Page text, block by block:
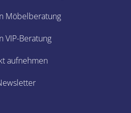
Möbelberatung
VIP-Beratung
aufnehmen